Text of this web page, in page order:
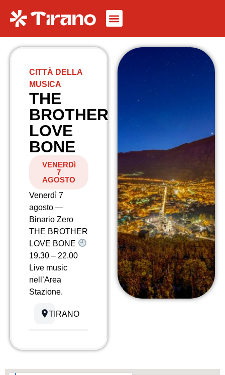
CITTÀ DELLA
MUSICA
THE
BROTHER
LOVE
BONE
VENERDì
7
AGOSTO
Venerdì 7
agosto —
Binario Zero
THE BROTHER
LOVE BONE
19.30 – 22.00
Live music
nell’Area
Stazione.
TIRANO